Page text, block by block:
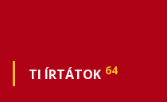
TI ÍRTÁTOK 64